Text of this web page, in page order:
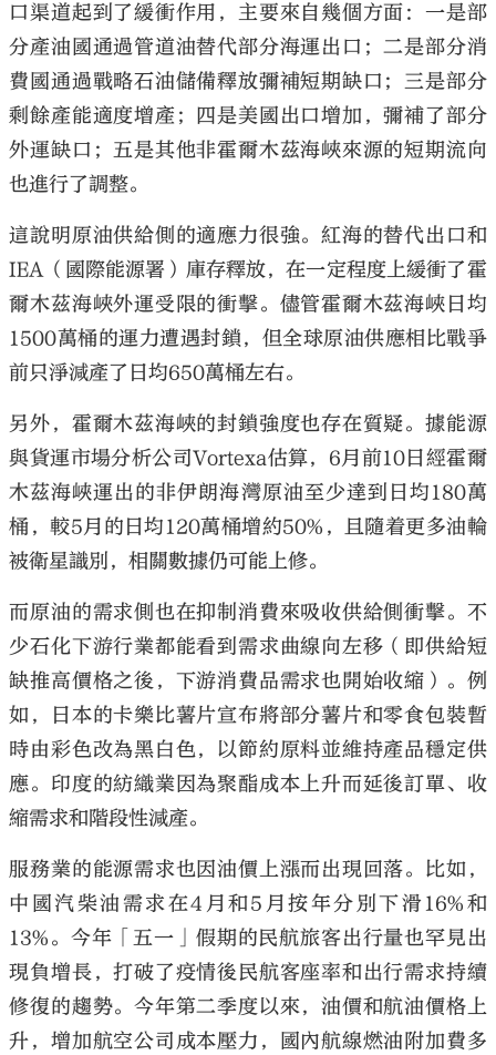
口渠道起到了緩衝作用，主要來自幾個方面：一是部
分產油國通過管道油替代部分海運出口；二是部分消
費國通過戰略石油儲備釋放彌補短期缺口；三是部分
剩餘產能適度增產；四是美國出口增加，彌補了部分
外運缺口；五是其他非霍爾木茲海峽來源的短期流向
也進行了調整。
這說明原油供給側的適應力很強。紅海的替代出口和
IEA（國際能源署）庫存釋放，在一定程度上緩衝了霍
爾木茲海峽外運受限的衝擊。儘管霍爾木茲海峽日均
1500萬桶的運力遭遇封鎖，但全球原油供應相比戰爭
前只淨減產了日均650萬桶左右。
另外，霍爾木茲海峽的封鎖強度也存在質疑。據能源
與貨運市場分析公司Vortexa估算，6月前10日經霍爾
木茲海峽運出的非伊朗海灣原油至少達到日均180萬
桶，較5月的日均120萬桶增約50%，且隨着更多油輪
被衛星識別，相關數據仍可能上修。
而原油的需求側也在抑制消費來吸收供給側衝擊。不
少石化下游行業都能看到需求曲線向左移（即供給短
缺推高價格之後，下游消費品需求也開始收縮）。例
如，日本的卡樂比薯片宣布將部分薯片和零食包裝暫
時由彩色改為黑白色，以節約原料並維持產品穩定供
應。印度的紡織業因為聚酯成本上升而延後訂單、收
縮需求和階段性減產。
服務業的能源需求也因油價上漲而出現回落。比如，
中國汽柴油需求在4月和5月按年分別下滑16%和
13%。今年「五一」假期的民航旅客出行量也罕見出
現負增長，打破了疫情後民航客座率和出行需求持續
修復的趨勢。今年第二季度以來，油價和航油價格上
升，增加航空公司成本壓力，國內航線燃油附加費多